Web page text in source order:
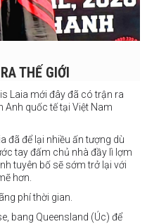
THẾ GIỚI
Laia mới đây đã có trận ra
Anh quốc tế tại Việt Nam
đã để lại nhiều ấn tượng dù
tay đấm chủ nhà đầy lì lợm
tuyên bố sẽ sớm trở lại với
hơn.
phí thời gian.
bang Queensland (Úc) để